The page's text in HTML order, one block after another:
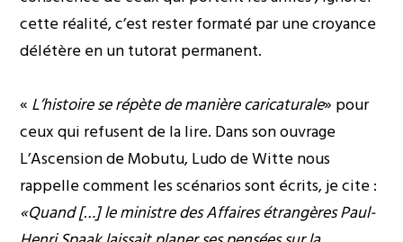
cette réalité, c’est rester formaté par une croyance
délétère en un tutorat permanent.
« L’histoire se répète de manière caricaturale» pour
ceux qui refusent de la lire. Dans son ouvrage
L’Ascension de Mobutu, Ludo de Witte nous
rappelle comment les scénarios sont écrits, je cite :
«Quand […] le ministre des Affaires étrangères Paul-